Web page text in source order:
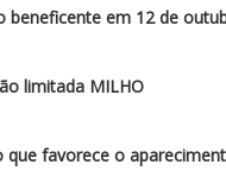
beneficente em 12 de
limitada MILHO
que favorece o